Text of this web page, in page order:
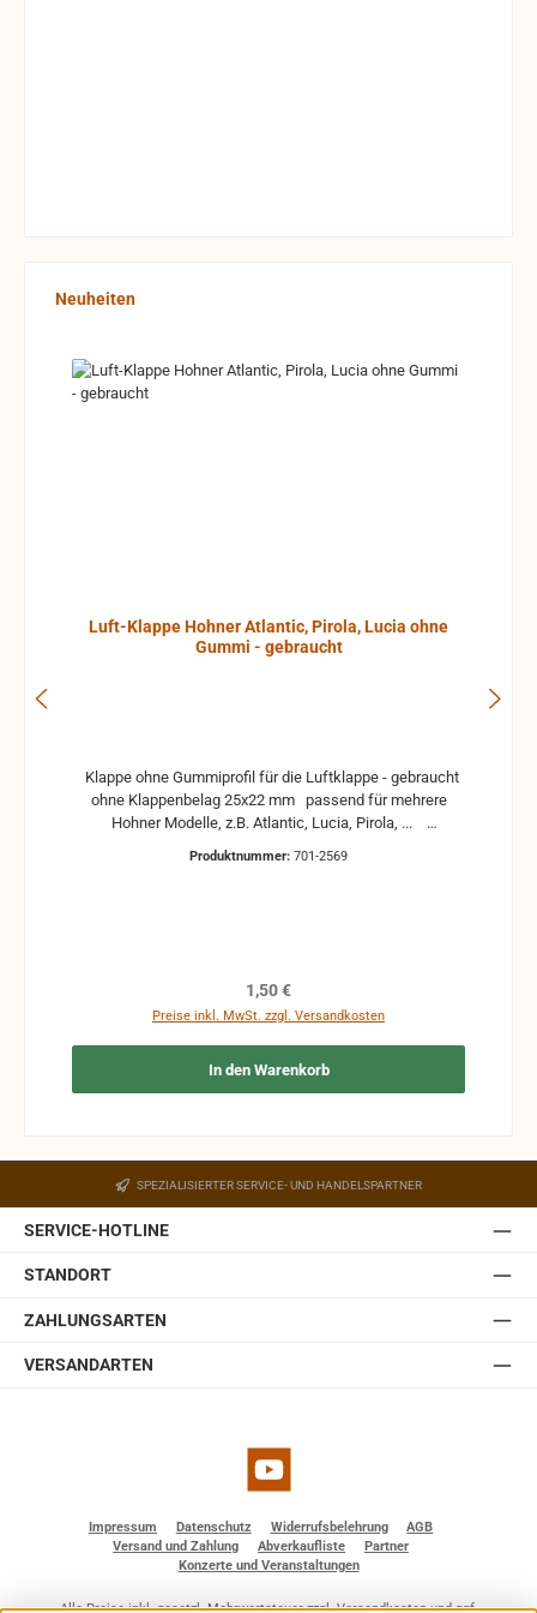
Produktgalerie überspringen
Neuheiten
Luft-Klappe Hohner Atlantic, Pirola, Lucia ohne
Gummi - gebraucht
ohne Klappenbelag 25x22 mm passend für mehrere
Hohner Modelle, z.B. Atlantic, Lucia, Pirola, ...
gebrauchte Teile können optische Beschädigungen
Funktion nicht mehr gewährleistet werden und die
Produktnummer: 701-2569
Regulärer Preis:
1,50 €
Preise inkl. MwSt. zzgl. Versandkosten
In den Warenkorb
SPEZIALISIERTER SERVICE- UND HANDELSPARTNER
SERVICE-HOTLINE
STANDORT
ZAHLUNGSARTEN
VERSANDARTEN
YouTube
Impressum Datenschutz Widerrufsbelehrung
AGB
Versand und Zahlung
Abverkaufliste
Partner
Konzerte und Veranstaltungen
Alle Preise inkl. gesetzl. Mehrwertsteuer zzgl.Versandkostenund ggf.